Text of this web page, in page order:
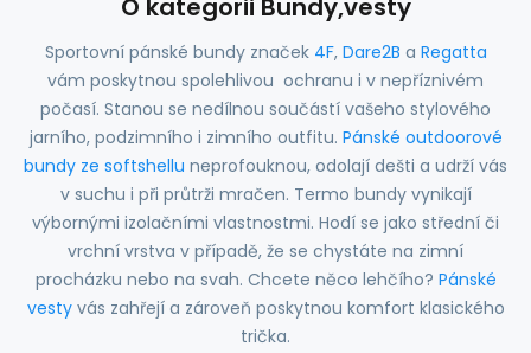
O kategorii Bundy,vesty
Sportovní pánské bundy značek 4F, Dare2B a Regatta
vám poskytnou spolehlivou ochranu i v nepříznivém
počasí. Stanou se nedílnou součástí vašeho stylového
jarního, podzimního i zimního outfitu. Pánské outdoorové
bundy ze softshellu neprofouknou, odolají dešti a udrží vás
v suchu i při průtrži mračen. Termo bundy vynikají
výbornými izolačními vlastnostmi. Hodí se jako střední či
vrchní vrstva v případě, že se chystáte na zimní
procházku nebo na svah. Chcete něco lehčího? Pánské
vestyvás zahřejí a zároveň poskytnou komfort klasického
trička.